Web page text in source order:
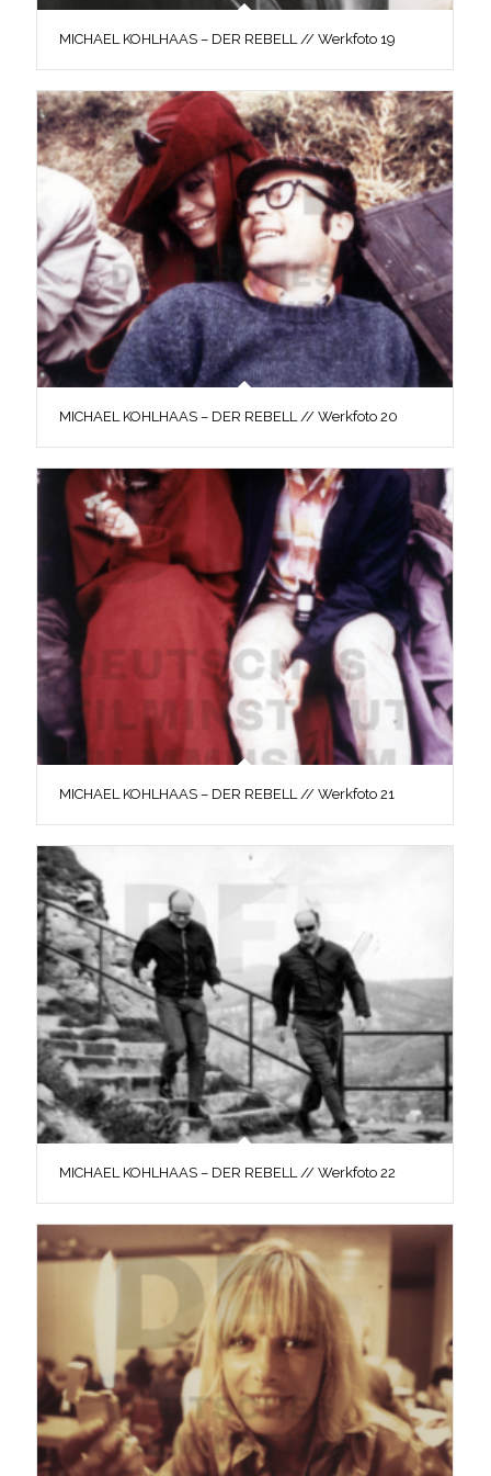
MICHAEL KOHLHAAS – DER REBELL // Werkfoto 19
MICHAEL KOHLHAAS – DER REBELL // Werkfoto 20
MICHAEL KOHLHAAS – DER REBELL // Werkfoto 21
MICHAEL KOHLHAAS – DER REBELL // Werkfoto 22